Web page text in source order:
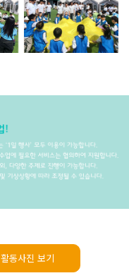
활동사진 보기